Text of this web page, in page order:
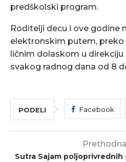
predškolski program.
Roditelji decu i ove godine
elektronskim putem, preko
ličnim dolaskom u direkciju
svakog radnog dana od 8
PODELI Facebook
Sutra Sajam poljoprivrednih